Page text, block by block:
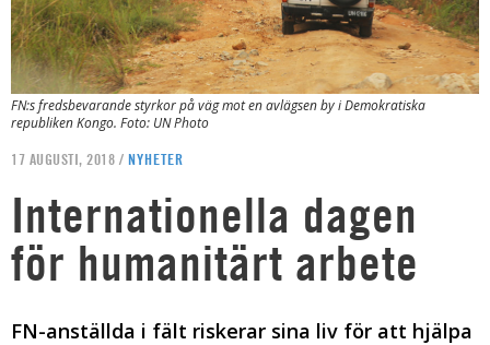
FN:s fredsbevarande styrkor på väg mot en avlägsen by i Demokratiska
republiken Kongo. Foto: UN Photo
17 AUGUSTI, 2018 / NYHETER
Internationella dagen
för humanitärt arbete
FN-anställda i fält riskerar sina liv för att hjälpa